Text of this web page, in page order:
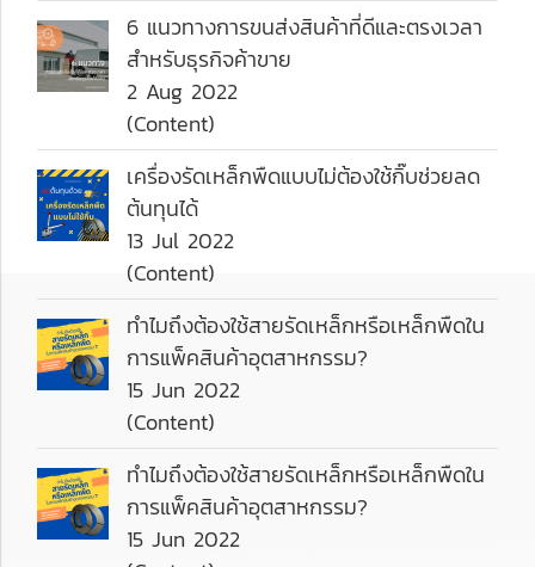
6 แนวทางการขนส่งสินค้าที่ดีและตรงเวลา
สำหรับธุรกิจค้าขาย
2 Aug 2022
(Content)
เครื่องรัดเหล็กพืดแบบไม่ต้องใช้กิ๊บช่วยลด
ต้นทุนได้
13 Jul 2022
(Content)
ทำไมถึงต้องใช้สายรัดเหล็กหรือเหล็กพืดใน
การแพ็คสินค้าอุตสาหกรรม?
15 Jun 2022
(Content)
ทำไมถึงต้องใช้สายรัดเหล็กหรือเหล็กพืดใน
การแพ็คสินค้าอุตสาหกรรม?
15 Jun 2022